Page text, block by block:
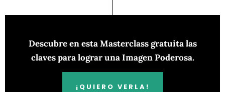
Descubre en esta Masterclass gratuita las
claves para lograr una Imagen Poderosa.
¡QUIERO VERLA!